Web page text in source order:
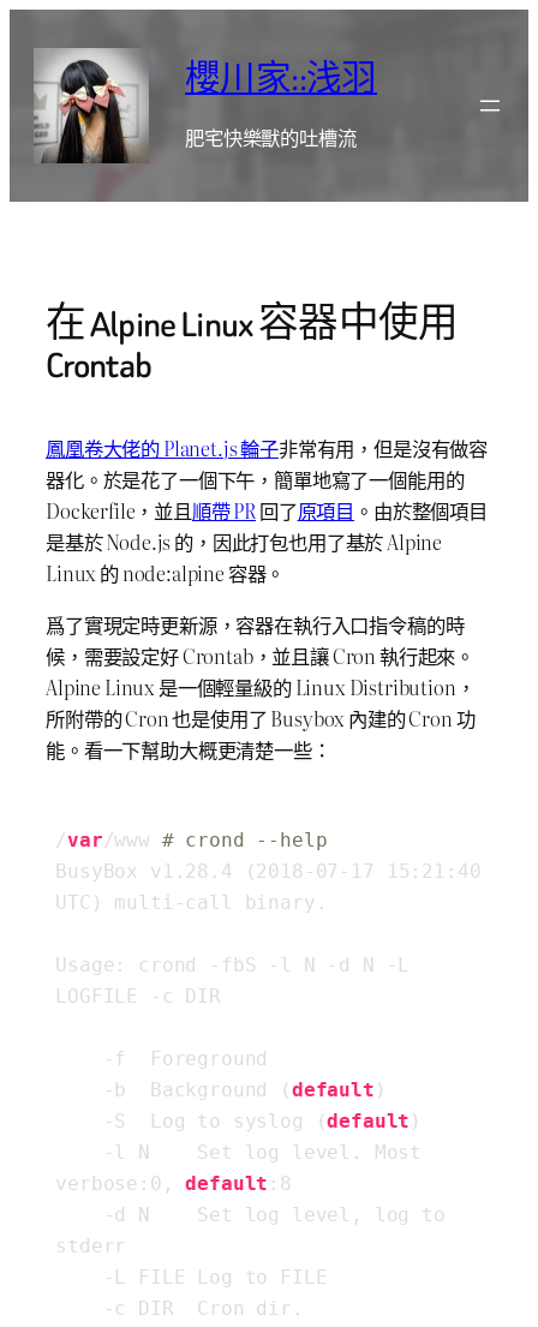
櫻川家::浅羽
肥宅快樂獸的吐槽流
在 Alpine Linux 容器中使用
Crontab
鳳凰卷大佬的 Planet.js 輪子非常有用，但是沒有做容
器化。於是花了一個下午，簡單地寫了一個能用的
Dockerfile，並且順帶 PR回了原項目 。由於整個項目
是基於 Node.js 的，因此打包也用了基於 Alpine
Linux 的 node:alpine 容器。
爲了實現定時更新源，容器在執行入口指令稿的時
候，需要設定好 Crontab，並且讓 Cron 執行起來。
Alpine Linux 是一個輕量級的 Linux Distribution，
所附帶的 Cron 也是使用了 Busybox 內建的 Cron 功
能。看一下幫助大概更清楚一些：
/var/www # crond --help
BusyBox v1 .28 .4 ( 2018 -07 -17 15 : 21 : 40
UTC) multi-call binary.
Usage: crond -fbS -l N -d N -L
LOGFILE -c DIR
    -b  Background (
default )
    -S  Log to syslog (
default )
verbose: 0 , default : 8
stderr